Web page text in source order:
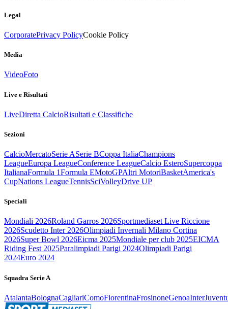
Legal
CorporatePrivacy PolicyCookie Policy
Media
VideoFoto
Live e Risultati
LiveDiretta CalcioRisultati e Classifiche
Sezioni
CalcioMercatoSerie ASerie BCoppa ItaliaChampions
LeagueEuropa LeagueConference LeagueCalcio EsteroSupercoppa
ItalianaFormula 1Formula EMotoGPAltri MotoriBasketAmerica's
CupNations LeagueTennisSciVolleyDrive UP
Speciali
Mondiali 2026Roland Garros 2026Sportmediaset Live Riccione
2026Scudetto Inter 2026Olimpiadi Invernali Milano Cortina
2026Super Bowl 2026Eicma 2025Mondiale per club 2025EICMA
Riding Fest 2025Paralimpiadi Parigi 2024Olimpiadi Parigi
2024Euro 2024
Squadra Serie A
AtalantaBolognaCagliariComoFiorentinaFrosinoneGenoaInter